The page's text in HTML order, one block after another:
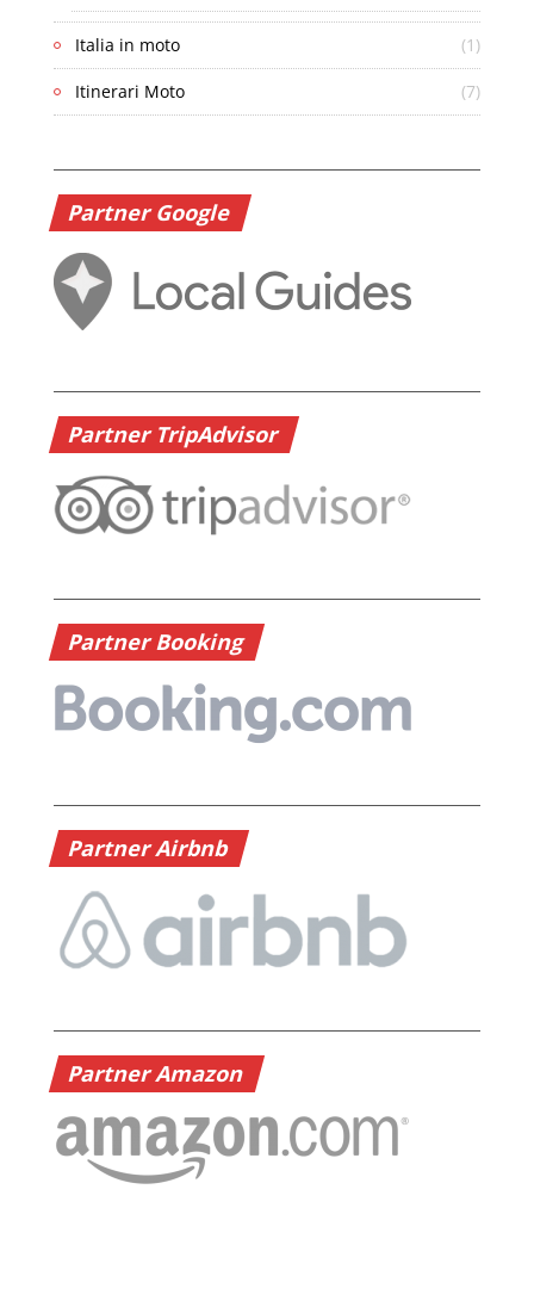
Italia in moto (1)
Itinerari Moto (7)
Partner Google
Partner TripAdvisor
Partner Booking
Partner Airbnb
Partner Amazon